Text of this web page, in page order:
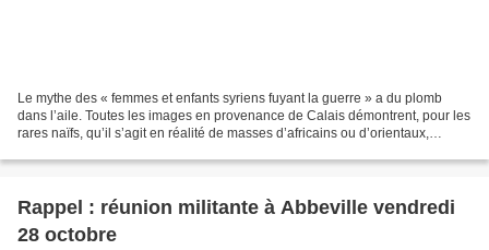
Le mythe des « femmes et enfants syriens fuyant la guerre » a du plomb
dans l’aile. Toutes les images en provenance de Calais démontrent, pour les
rares naïfs, qu’il s’agit en réalité de masses d’africains ou d’orientaux,
Rappel : réunion militante à Abbeville vendredi
28 octobre